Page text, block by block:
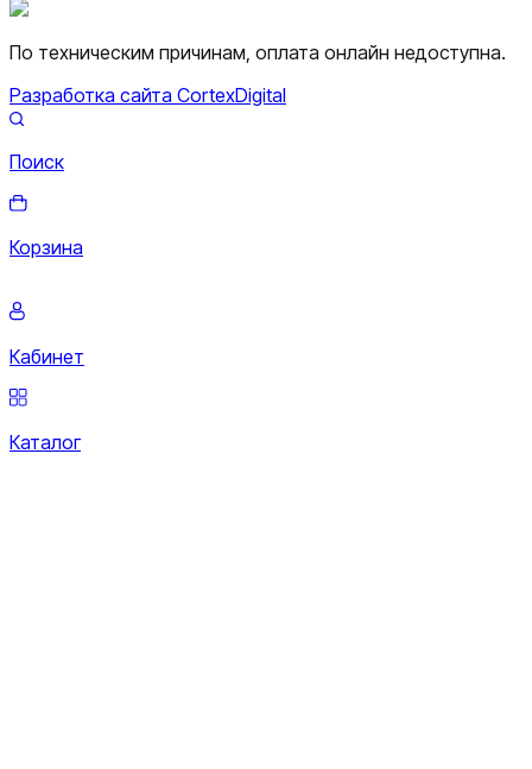
По техническим причинам, оплата онлайн недоступна.
Разработка сайта CortexDigital
Поиск
Корзина
Кабинет
Каталог